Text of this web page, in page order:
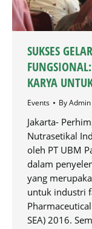
SUKSES
KARYA
Events ByAdmin
Jakarta-
Nutrasetikal
oleh PT UBM
dalam
yang
untuk industri
SEA) 2016.